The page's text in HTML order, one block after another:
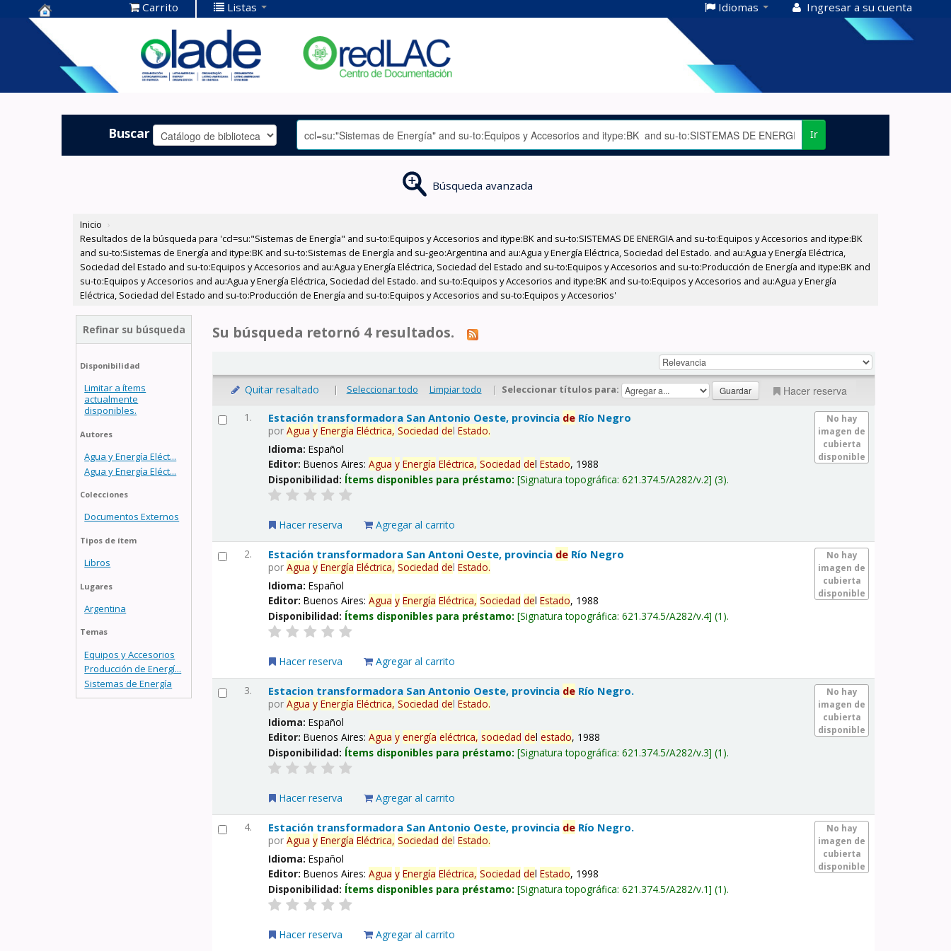
Centro de
Documentación
OLADE -
Carrito Listas Idiomas Ingresar a su cuenta
Buscar Ir
Búsqueda avanzada
Inicio ›
Resultados de la búsqueda para 'ccl=su:"Sistemas de Energía" and su-to:Equipos y Accesorios and itype:BK and su-to:SISTEMAS DE ENERGIA and su-to:Equipos y Accesorios and itype:BK
and su-to:Sistemas de Energía and itype:BK and su-to:Sistemas de Energía and su-geo:Argentina and au:Agua y Energía Eléctrica, Sociedad del Estado. and au:Agua y Energía Eléctrica,
Sociedad del Estado and su-to:Equipos y Accesorios and au:Agua y Energía Eléctrica, Sociedad del Estado and su-to:Equipos y Accesorios and su-to:Producción de Energía and itype:BK and
su-to:Equipos y Accesorios and au:Agua y Energía Eléctrica, Sociedad del Estado. and su-to:Equipos y Accesorios and itype:BK and su-to:Equipos y Accesorios and au:Agua y Energía
Eléctrica, Sociedad del Estado and su-to:Producción de Energía and su-to:Equipos y Accesorios and su-to:Equipos y Accesorios'
Refinar su búsqueda
Disponibilidad
Limitar a ítems
actualmente
disponibles.
Autores
Agua y Energía Eléct...
Agua y Energía Eléct...
Colecciones
Documentos Externos
Tipos de ítem
Libros
Lugares
Argentina
Temas
Equipos y Accesorios
Producción de Energí...
Sistemas de Energía
Su búsqueda retornó 4 resultados.
Quitar resaltado | Seleccionar todo Limpiar todo | Seleccionar títulos para: Hacer reserva
1.
No hay
imagen de
cubierta
disponible
Estación transformadora San Antonio Oeste, provincia de Río Negro
porAgua y Energía Eléctrica, Sociedad delEstado.
Idioma:Español
Editor:Buenos Aires:Agua y Energía Eléctrica, Sociedad delEstado, 1988
Disponibilidad: Ítems disponibles para préstamo: Signatura topográfica:621.374.5/A282/v.2 (3).
Hacer reserva Agregar al carrito
2.
No hay
imagen de
cubierta
disponible
Estación transformadora San Antoni Oeste, provincia de Río Negro
porAgua y Energía Eléctrica, Sociedad delEstado.
Idioma:Español
Editor:Buenos Aires:Agua y Energía Eléctrica, Sociedad delEstado, 1988
Disponibilidad: Ítems disponibles para préstamo: Signatura topográfica:621.374.5/A282/v.4 (1).
Hacer reserva Agregar al carrito
3.
No hay
imagen de
cubierta
disponible
Estacion transformadora San Antonio Oeste, provincia de Río Negro.
porAgua y Energía Eléctrica, Sociedad delEstado.
Idioma:Español
Editor:Buenos Aires:Agua y energía eléctrica, sociedad delestado, 1988
Disponibilidad: Ítems disponibles para préstamo: Signatura topográfica:621.374.5/A282/v.3 (1).
Hacer reserva Agregar al carrito
4.
No hay
imagen de
cubierta
disponible
Estación transformadora San Antonio Oeste, provincia de Río Negro.
porAgua y Energía Eléctrica, Sociedad delEstado.
Idioma:Español
Editor:Buenos Aires:Agua y Energía Eléctrica, Sociedad delEstado, 1998
Disponibilidad: Ítems disponibles para préstamo: Signatura topográfica:621.374.5/A282/v.1 (1).
Hacer reserva Agregar al carrito